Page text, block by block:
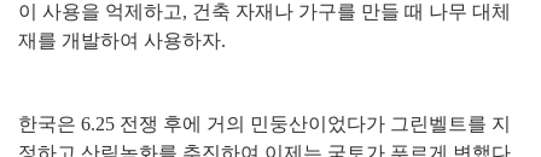
이 사용을 억제하고, 건축 자재나 가구를 만들 때 나무 대체
재를 개발하여 사용하자.
한국은 6.25 전쟁 후에 거의 민둥산이었다가 그린벨트를 지
정하고 산림녹화를 추진하여 이제는 국토가 푸르게 변했다.